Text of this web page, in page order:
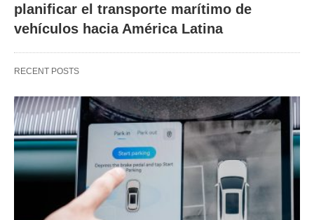
planificar el transporte marítimo de
vehículos hacia América Latina
RECENT POSTS